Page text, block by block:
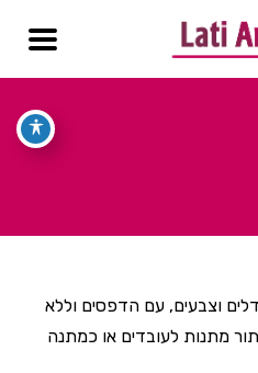
וצבעים, עם הדפסים וללא
מתנות לעובדים או כמתנה